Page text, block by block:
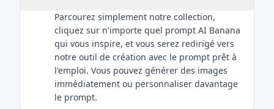
Parcourez simplement notre collection,
cliquez sur n'importe quel prompt AI Banana
qui vous inspire, et vous serez redirigé vers
notre outil de création avec le prompt prêt à
l'emploi. Vous pouvez générer des images
immédiatement ou personnaliser davantage
le prompt.